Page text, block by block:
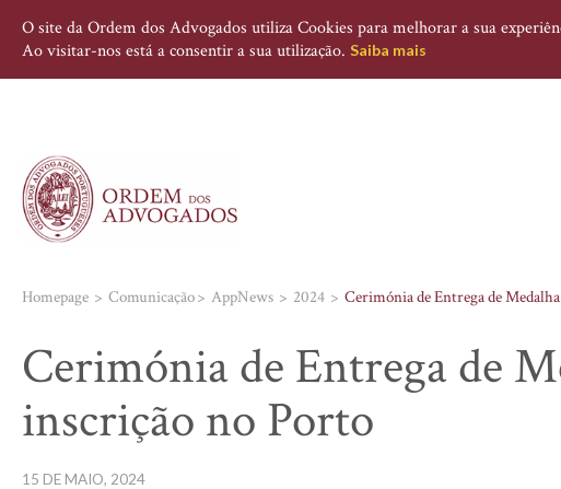
O site da Ordem dos Advogados utiliza Cookies para melhorar a sua
Ao visitar-nos está a consentir a sua utilização. Saiba mais
Homepage Comunicação AppNews 2024 Cerimónia de Entrega de
Cerimónia de Entrega de
inscrição no Porto
15 DE MAIO, 2024